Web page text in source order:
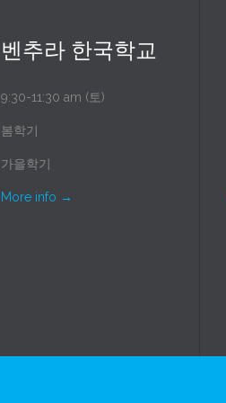
벤추라 한국학교
9:30-11:30 am (토)
봄학기
가을학기
More info →